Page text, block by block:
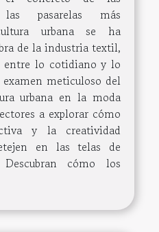
pasarelas más
urbana se ha
de la industria textil,
entre lo cotidiano y lo
meticuloso del
urbana en la moda
a explorar cómo
y la creatividad
en las telas de
Descubran cómo los